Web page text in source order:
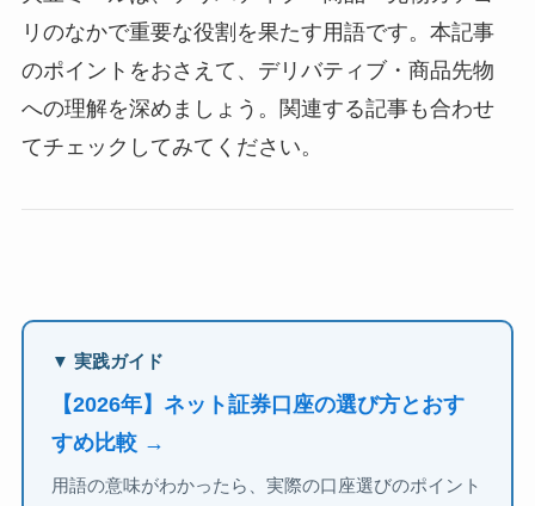
リのなかで重要な役割を果たす用語です。本記事
のポイントをおさえて、デリバティブ・商品先物
への理解を深めましょう。関連する記事も合わせ
てチェックしてみてください。
▼ 実践ガイド
【2026年】ネット証券口座の選び方とおす
すめ比較 →
用語の意味がわかったら、実際の口座選びのポイント